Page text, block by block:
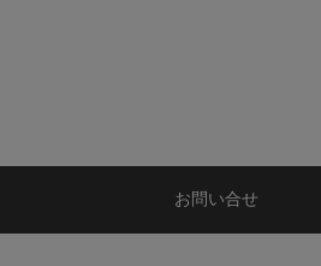
お問い合せ